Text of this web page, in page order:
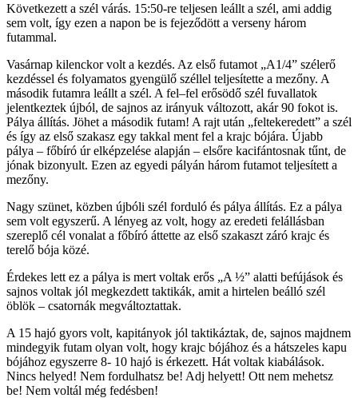
Következett a szél várás. 15:50-re teljesen leállt a szél, ami addig
sem volt, így ezen a napon be is fejeződött a verseny három
futammal.
Vasárnap kilenckor volt a kezdés. Az első futamot „A1/4” szélerő
kezdéssel és folyamatos gyengülő széllel teljesítette a mezőny. A
második futamra leállt a szél. A fel–fel erősödő szél fuvallatok
jelentkeztek újból, de sajnos az irányuk változott, akár 90 fokot is.
Pálya állítás. Jöhet a második futam! A rajt után „feltekeredett” a szél
és így az első szakasz egy takkal ment fel a krajc bójára. Újabb
pálya – főbíró úr elképzelése alapján – elsőre kacifántosnak tűnt, de
jónak bizonyult. Ezen az egyedi pályán három futamot teljesített a
mezőny.
Nagy szünet, közben újbóli szél forduló és pálya állítás. Ez a pálya
sem volt egyszerű. A lényeg az volt, hogy az eredeti felállásban
szereplő cél vonalat a főbíró áttette az első szakaszt záró krajc és
terelő bója közé.
Érdekes lett ez a pálya is mert voltak erős „A ½” alatti befújások és
sajnos voltak jól megkezdett taktikák, amit a hirtelen beálló szél
öblök – csatornák megváltoztattak.
A 15 hajó gyors volt, kapitányok jól taktikáztak, de, sajnos majdnem
mindegyik futam olyan volt, hogy krajc bójához és a hátszeles kapu
bójához egyszerre 8- 10 hajó is érkezett. Hát voltak kiabálások.
Nincs helyed! Nem fordulhatsz be! Adj helyett! Ott nem mehetsz
be! Nem voltál még fedésben!